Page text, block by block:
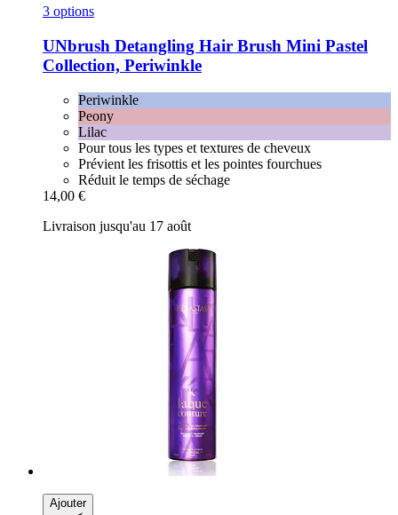
3 options
UNbrush Detangling Hair Brush Mini Pastel
Collection, Periwinkle
Periwinkle
Peony
Lilac
Pour tous les types et textures de cheveux
Prévient les frisottis et les pointes fourchues
Réduit le temps de séchage
14,00 €
Livraison jusqu'au 17 août
Ajouter